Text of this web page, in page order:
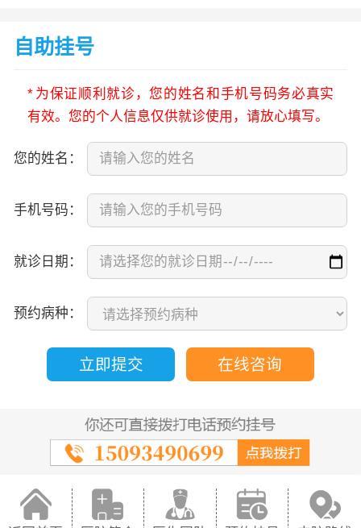
自助挂号
* 为保证顺利就诊，您的姓名和手机号码务必真实
有效。您的个人信息仅供就诊使用，请放心填写。
您的姓名：
手机号码：
就诊日期：
预约病种：
立即提交 在线咨询